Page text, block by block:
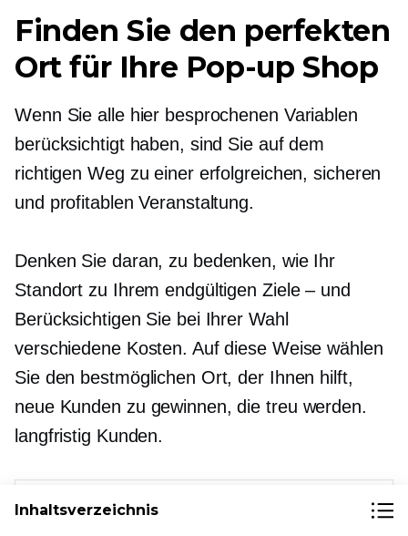
Finden Sie den perfekten
Ort für Ihre Pop-up Shop
Wenn Sie alle hier besprochenen Variablen
berücksichtigt haben, sind Sie auf dem
richtigen Weg zu einer erfolgreichen, sicheren
und profitablen Veranstaltung.
Denken Sie daran, zu bedenken, wie Ihr
Standort zu Ihrem endgültigen Ziele – und
Berücksichtigen Sie bei Ihrer Wahl
verschiedene Kosten. Auf diese Weise wählen
Sie den bestmöglichen Ort, der Ihnen hilft,
neue Kunden zu gewinnen, die treu werden.
langfristig Kunden.
Inhaltsverzeichnis